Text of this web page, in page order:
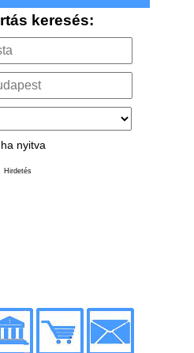
keresés:
nyitva
Hirdetés